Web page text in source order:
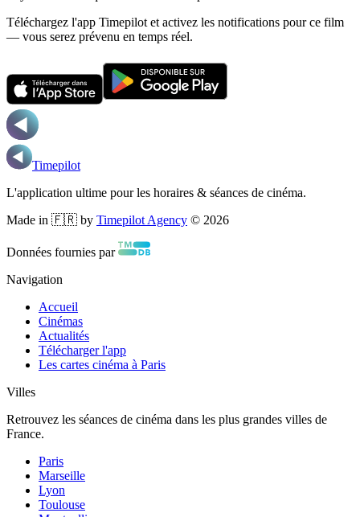
Téléchargez l'app Timepilot et activez les notifications pour ce film
— vous serez prévenu en temps réel.
Timepilot
L'application ultime pour les horaires & séances de cinéma.
Made in 🇫🇷 by Timepilot Agency © 2026
Données fournies par
Navigation
Accueil
Cinémas
Actualités
Télécharger l'app
Les cartes cinéma à Paris
Villes
Retrouvez les séances de cinéma dans les plus grandes villes de
France.
Paris
Marseille
Lyon
Toulouse